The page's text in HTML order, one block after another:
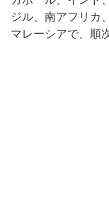
ジル、南アフリカ
マレーシアで、順